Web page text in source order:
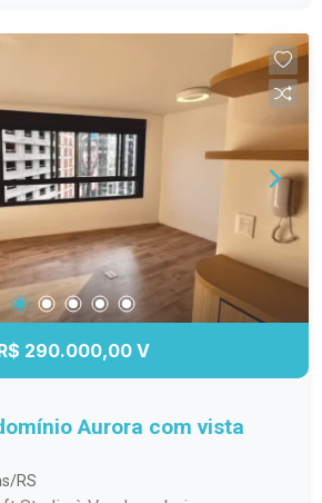
gourmet para preparar
quadra poliesportiva para os
e um playground seguro e
perca a chance de
que une conforto, praticidade e
visita e venha conhecer esse
290.000,00 V
Aurora com vista
RS